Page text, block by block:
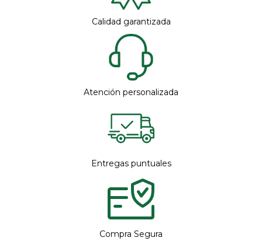
Calidad garantizada
Atención personalizada
Entregas puntuales
Compra Segura